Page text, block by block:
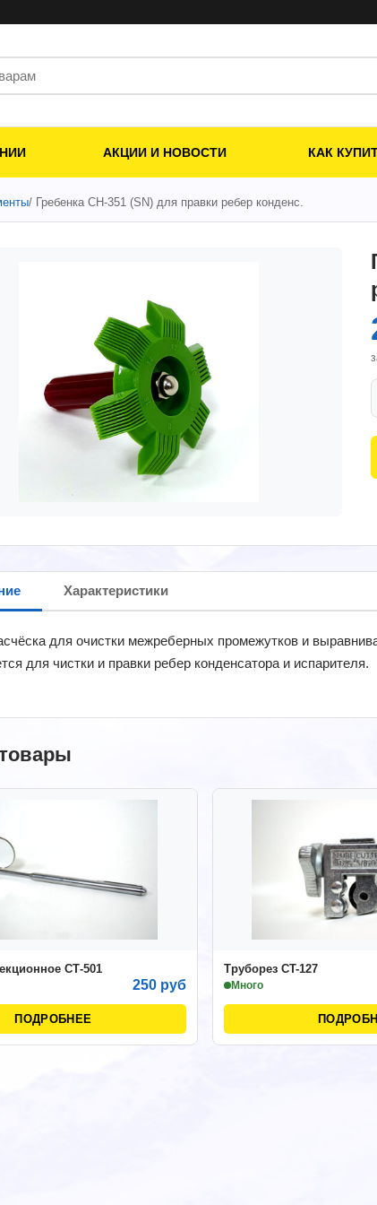
АКЦИИ И НОВОСТИ КАК
/ Гребенка СН-351 (SN) для правки ребер конденс.
Характеристики
для очистки межреберных промежутков и
для чистки и правки ребер конденсатора и испарителя.
СТ-501
250 руб
ПОДРОБНЕЕ
Труборез СT-127
Много